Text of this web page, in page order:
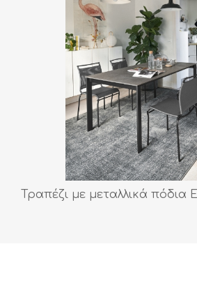
Τραπέζι με μεταλλικά πόδια